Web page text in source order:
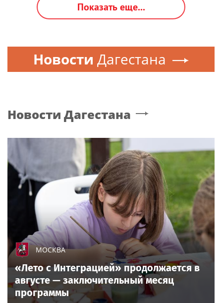
Показать еще...
Новости Дагестана
Новости Дагестана
МОСКВА
«Лето с Интеграцией» продолжается в
августе — заключительный месяц
программы